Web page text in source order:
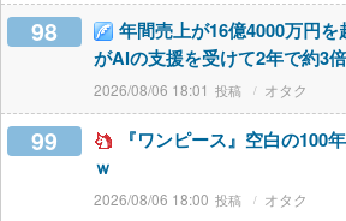
98
年間売上が16億4000万円を
がAIの支援を受けて2年で約3
2026/08/06 18:01 オタク
99
『ワンピース』空白の100
ｗ
2026/08/06 18:00 オタク